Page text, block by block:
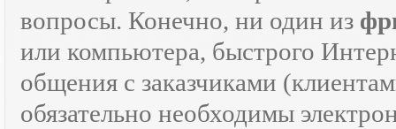
вопросы. Конечно, ни один из
или компьютера, быстрого
общения с заказчиками
обязательно необходимы